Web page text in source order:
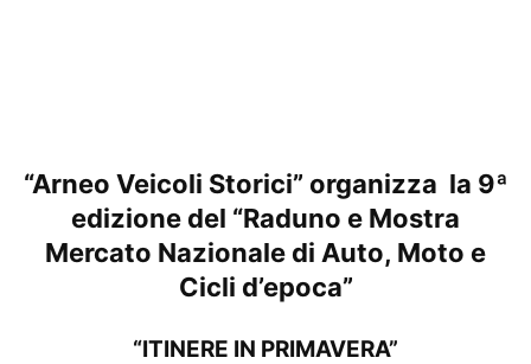
“Arneo Veicoli Storici” organizza la 9ª
edizione del “Raduno e Mostra
Mercato Nazionale di Auto, Moto e
Cicli d’epoca”
“ITINERE IN PRIMAVERA”